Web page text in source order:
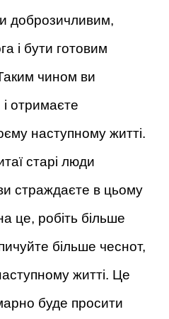
доброзичливим,
і бути готовим
чином ви
отримаєте
наступному житті.
старі люди
страждаєте в цьому
це, робіть більше
більше чеснот,
житті. Це
буде просити